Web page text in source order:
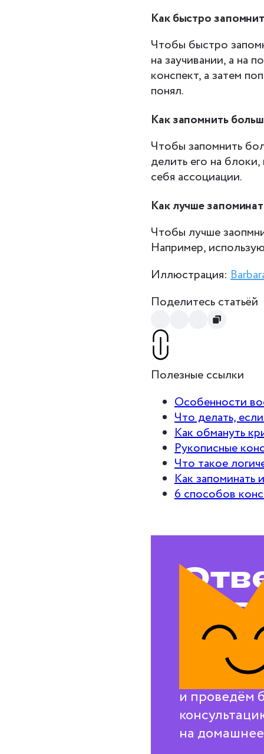
Как быстро
Чтобы быстро
на заучивании, а на
конспект, а затем
понял.
Как запомнить
Чтобы запомнить
делить его на
себя ассоциации.
Как лучше
Чтобы лучше
Например,
Иллюстрация:
Поделитесь статьёй
Полезные ссылки
Особенности
Что делать,
Как обмануть
Рукописные
Что такое
Как
6 способов
на
Свяжемся с
и проведём
на